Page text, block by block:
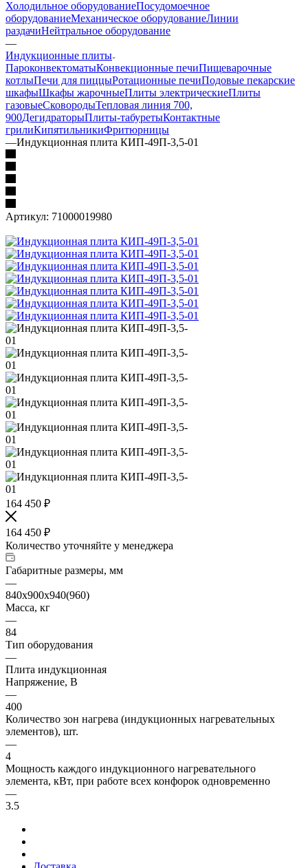
Холодильное оборудованиеПосудомоечное
оборудованиеМеханическое оборудованиеЛинии
раздачиНейтральное оборудование
—
Индукционные плиты
ПароконвектоматыКонвекционные печиПищеварочные
котлыПечи для пиццыРотационные печиПодовые пекарские
шкафыШкафы жарочныеПлиты электрическиеПлиты
газовыеСковородыТепловая линия 700,
900ДегидраторыПлиты-табуретыКонтактные
грилиКипятильникиФритюрницы
—Индукционная плита КИП-49П-3,5-01
Артикул: 71000019980
164 450 ₽
164 450 ₽
Количество уточняйте у менеджера
Габаритные размеры, мм
—
840х900х940(960)
Масса, кг
—
84
Тип оборудования
—
Плита индукционная
Напряжение, В
—
400
Количество зон нагрева (индукционных нагревательных
элементов), шт.
—
4
Мощность каждого индукционного нагревательного
элемента, кВт, при работе всех конфорок одновременно
—
3.5